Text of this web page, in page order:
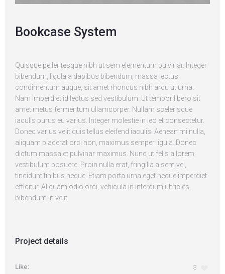
Bookcase System
Quisque pellentesque nibh ut sem elementum pulvinar. Integer
bibendum, ligula a dapibus bibendum, massa lectus
condimentum augue, sit amet rhoncus nibh arcu ut urna.
Nam imperdiet id lectus sed vestibulum. Ut tempor libero sit
amet metus fermentum ullamcorper. Nullam scelerisque
iaculis purus eu varius. Integer molestie in leo et consectetur.
Donec varius velit quis tellus eleifend iaculis. Aenean mi nulla,
aliquam placerat orci non, maximus semper ligula. Donec
dictum massa et pulvinar maximus. Nunc ut felis a lorem
vestibulum posuere. Proin nulla erat, fringilla a sem vel,
tincidunt finibus neque. Etiam porta urna eget neque imperdiet
efficitur. Aliquam odio orci, vehicula in interdum ultricies,
bibendum in velit.
Project details
Like: 3